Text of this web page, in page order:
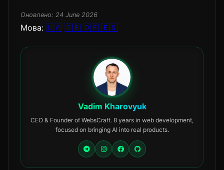
Оновлено: 24 June 2026
Мова: 🇺🇦 🇬🇧 🇩🇪 🇪🇸
Vadim Kharovyuk
CEO & Founder of WebsCraft. 8 years in web development,
focused on bringing AI into real products.